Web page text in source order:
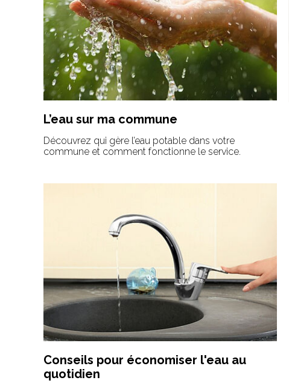
L’eau sur ma commune
Découvrez qui gère l’eau potable dans votre
commune et comment fonctionne le service.
Conseils pour économiser l'eau au
quotidien